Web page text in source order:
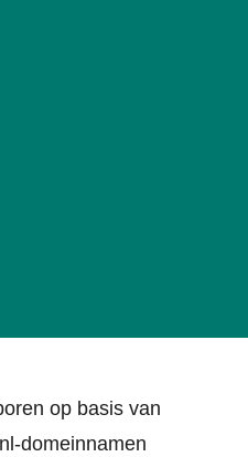
op basis van
domeinnamen